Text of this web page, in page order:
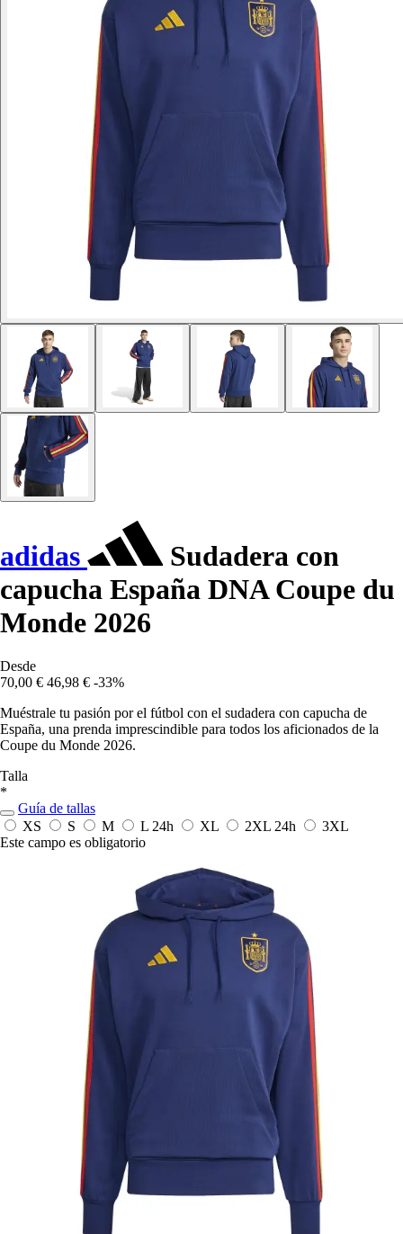
adidas
Sudadera con
capucha España DNA Coupe du
Monde 2026
Desde
70,00 € 46,98 € -33%
Muéstrale tu pasión por el fútbol con el sudadera con capucha de
España, una prenda imprescindible para todos los aficionados de la
Coupe du Monde 2026.
Talla
*
Guía de tallas
XS
S M L 24h XL 2XL 24h
3XL
Este campo es obligatorio